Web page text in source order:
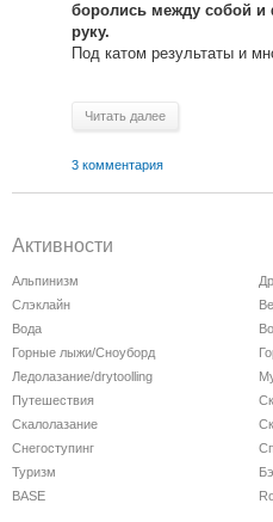
боролись между собой
руку.
Под катом результаты и
Читать далее
3 комментария
Активности
Альпинизм
Слэклайн
Вода
Горные лыжи/Сноуборд
Ледолазание/drytoolling
Путешествия
Скалолазание
Снегоступинг
Туризм
BASE